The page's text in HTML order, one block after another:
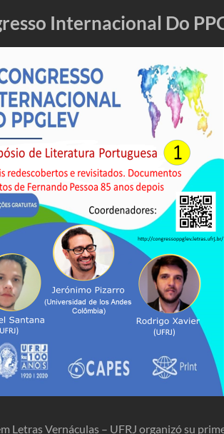
Internacional Do
Letras Vernáculas – UFRJ organizó su